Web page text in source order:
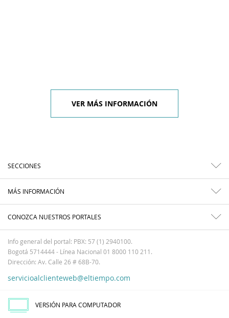
VER MÁS INFORMACIÓN
SECCIONES
MÁS INFORMACIÓN
CONOZCA NUESTROS PORTALES
Info general del portal: PBX: 57 (1) 2940100.
Bogotá 5714444 - Línea Nacional 01 8000 110 211.
Dirección: Av. Calle 26 # 68B-70.
servicioalclienteweb@eltiempo.com
VERSIÓN PARA COMPUTADOR